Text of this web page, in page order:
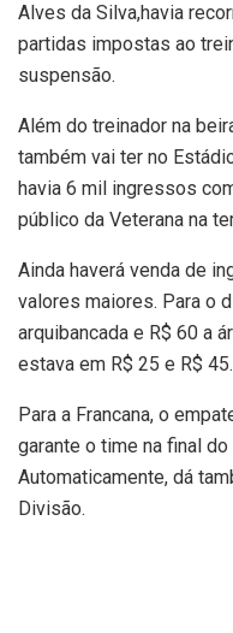
Alves da Silva,havia
partidas impostas ao
suspensão.
Além do treinador na
também vai ter no
havia 6 mil ingressos
público da Veterana na
Ainda haverá venda de
valores maiores. Para o
arquibancada e R$ 60 a
estava em R$ 25 e R$ 45.
Para a Francana, o
garante o time na final
Automaticamente, dá
Divisão.